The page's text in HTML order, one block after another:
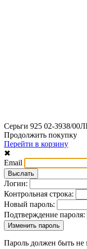
Серьги 925 02-3938/
Продолжить покупку
Перейти в корзину
✖
Email
Логин:
Контрольная строка:
Новый пароль:
Подтверждение пароля:
Пароль должен быть не